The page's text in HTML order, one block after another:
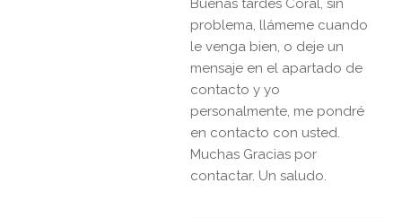
Buenas tardes Coral, sin
problema, llámeme cuando
le venga bien, o deje un
mensaje en el apartado de
contacto y yo
personalmente, me pondré
en contacto con usted.
Muchas Gracias por
contactar. Un saludo.